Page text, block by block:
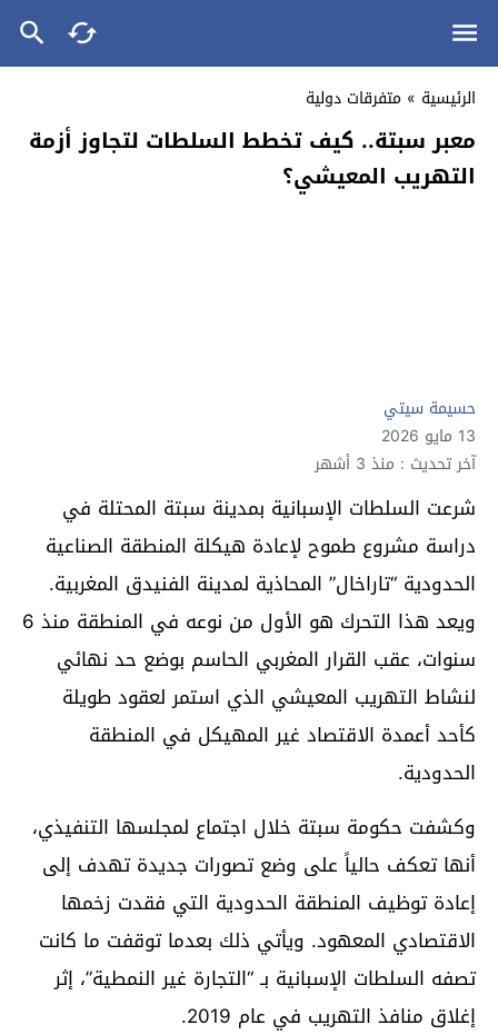
الرئيسية » متفرقات دولية
معبر سبتة.. كيف تخطط السلطات لتجاوز أزمة
التهريب المعيشي؟
حسيمة سيتي
13 مايو 2026
آخر تحديث : منذ 3 أشهر
شرعت السلطات الإسبانية بمدينة سبتة المحتلة في
دراسة مشروع طموح لإعادة هيكلة المنطقة الصناعية
الحدودية “تاراخال” المحاذية لمدينة الفنيدق المغربية.
ويعد هذا التحرك هو الأول من نوعه في المنطقة منذ 6
سنوات، عقب القرار المغربي الحاسم بوضع حد نهائي
لنشاط التهريب المعيشي الذي استمر لعقود طويلة
كأحد أعمدة الاقتصاد غير المهيكل في المنطقة
الحدودية.
وكشفت حكومة سبتة خلال اجتماع لمجلسها التنفيذي،
أنها تعكف حالياً على وضع تصورات جديدة تهدف إلى
إعادة توظيف المنطقة الحدودية التي فقدت زخمها
الاقتصادي المعهود. ويأتي ذلك بعدما توقفت ما كانت
تصفه السلطات الإسبانية بـ “التجارة غير النمطية”، إثر
إغلاق منافذ التهريب في عام 2019.